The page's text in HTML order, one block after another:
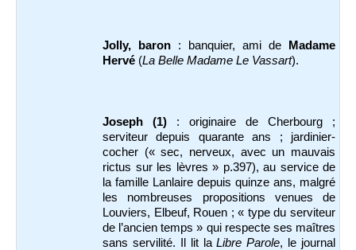
Jolly, baron : banquier, ami de
Madame
Hervé (La Belle Madame Le Vassart).
Joseph (1) : originaire de Cherbourg ;
serviteur depuis quarante ans ; jardinier-
cocher (« sec, nerveux, avec un mauvais
rictus sur les lèvres » p.397), au service de
la famille Lanlaire depuis quinze ans, malgré
les nombreuses propositions venues de
Louviers, Elbeuf, Rouen ; « type du serviteur
de l’ancien temps » qui respecte ses maîtres
sans servilité. Il lit laLibre Parole, le journal